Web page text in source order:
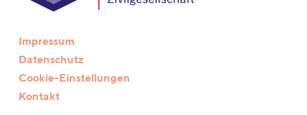
Impressum
Datenschutz
Cookie-Einstellungen
Kontakt